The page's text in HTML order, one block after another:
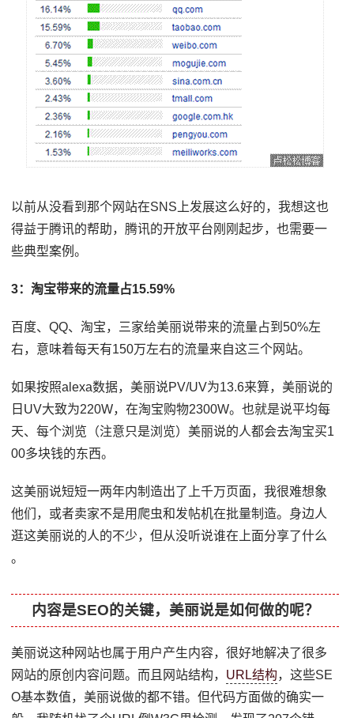
以前从没看到那个网站在SNS上发展这么好的，我想这也
得益于腾讯的帮助，腾讯的开放平台刚刚起步，也需要一
些典型案例。
3：淘宝带来的流量占15.59%
百度、QQ、淘宝，三家给美丽说带来的流量占到50%左
右，意味着每天有150万左右的流量来自这三个网站。
如果按照alexa数据，美丽说PV/UV为13.6来算，美丽说的
日UV大致为220W，在淘宝购物2300W。也就是说平均每
天、每个浏览（注意只是浏览）美丽说的人都会去淘宝买1
00多块钱的东西。
这美丽说短短一两年内制造出了上千万页面，我很难想象
他们，或者卖家不是用爬虫和发帖机在批量制造。身边人
逛这美丽说的人的不少，但从没听说谁在上面分享了什么
。
内容是SEO的关键，美丽说是如何做的呢？
美丽说这种网站也属于用户产生内容，很好地解决了很多
网站的原创内容问题。而且网站结构， URL结构，这些SE
O基本数值，美丽说做的都不错。但代码方面做的确实一